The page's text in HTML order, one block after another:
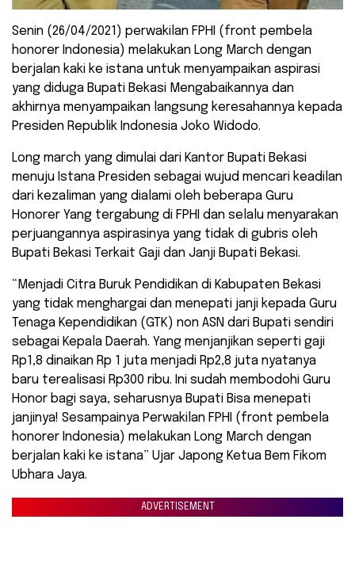
Senin (26/04/2021) perwakilan FPHI (front pembela
honorer Indonesia) melakukan Long March dengan
berjalan kaki ke istana untuk menyampaikan aspirasi
yang diduga Bupati Bekasi Mengabaikannya dan
akhirnya menyampaikan langsung keresahannya kepada
Presiden Republik Indonesia Joko Widodo.
Long march yang dimulai dari Kantor Bupati Bekasi
menuju Istana Presiden sebagai wujud mencari keadilan
dari kezaliman yang dialami oleh beberapa Guru
Honorer Yang tergabung di FPHI dan selalu menyarakan
perjuangannya aspirasinya yang tidak di gubris oleh
Bupati Bekasi Terkait Gaji dan Janji Bupati Bekasi.
“Menjadi Citra Buruk Pendidikan di Kabupaten Bekasi
yang tidak menghargai dan menepati janji kepada Guru
Tenaga Kependidikan (GTK) non ASN dari Bupati sendiri
sebagai Kepala Daerah. Yang menjanjikan seperti gaji
Rp1,8 dinaikan Rp 1 juta menjadi Rp2,8 juta nyatanya
baru terealisasi Rp300 ribu. Ini sudah membodohi Guru
Honor bagi saya, seharusnya Bupati Bisa menepati
janjinya! Sesampainya Perwakilan FPHI (front pembela
honorer Indonesia) melakukan Long March dengan
berjalan kaki ke istana” Ujar Japong Ketua Bem Fikom
Ubhara Jaya.
ADVERTISEMENT